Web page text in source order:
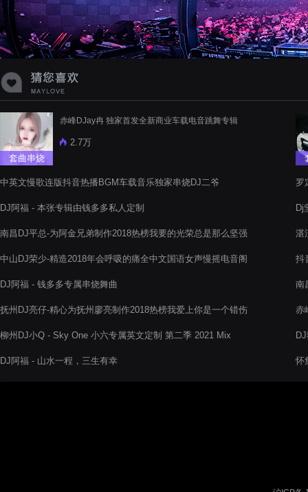
套曲串烧
赤峰DJay冉 独家首发全新商业车载电音跳舞专辑
2.7万
中英文慢歌连版抖音热播BGM车载音乐独家串烧DJ二爷
DJ阿福 - 本张专辑由钱多多私人定制
南昌DJ平总-为阿金兄弟制作2018热榜我要的光荣总是那么坚强
中山DJ荣少-精造2018年会呼吸的痛全中文国语女声慢摇电音阁
DJ阿福 - 钱多多专属串烧舞曲
抚州DJ亮仔-精心为抚州廖亮制作2018热榜我爱上你是一个错伤
柳州DJ小Q - Sky One 小六专属英文定制 第二季 2021 Mix
DJ阿福 - 山水一程，三生有幸
罗
Dj
湛
抖
南
赤
怀